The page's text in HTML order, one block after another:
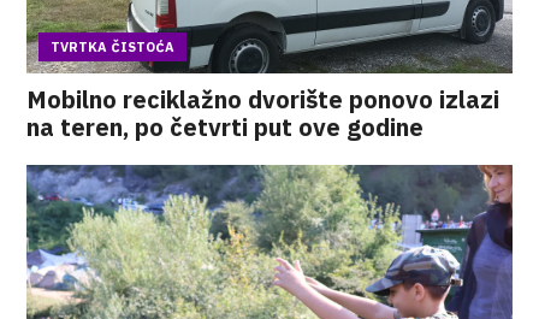
TVRTKA ČISTOĆA
Mobilno reciklažno dvorište ponovo izlazi
na teren, po četvrti put ove godine